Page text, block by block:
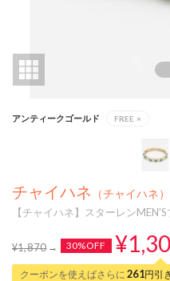
アンティークゴールド FREE ×
チャイハネ （チャイハネ）
【チャイハネ】スターレン
¥1,870 30%OFF
クーポンを使えばさらに 261円引